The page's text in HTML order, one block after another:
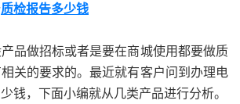
质检报告多少钱
做招标或者是要在商城使用都要做质
关的要求的。最近就有客户问到办理电
钱，下面小编就从几类产品进行分析。